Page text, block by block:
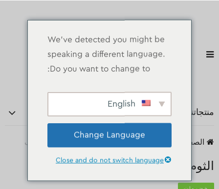
منتجاتنا
الصفحة الرئيسية الثوم الجاف
الثوم الجاف
We've detected you might be
speaking a different language.
Do you want to change to:
Change Language
Close and do not switch language